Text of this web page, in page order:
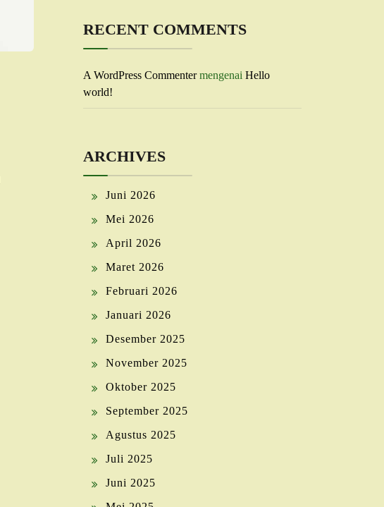
RECENT COMMENTS
A WordPress Commentermengenai Hello
world!
ARCHIVES
Juni 2026
Mei 2026
April 2026
Maret 2026
Februari 2026
Januari 2026
Desember 2025
November 2025
Oktober 2025
September 2025
Agustus 2025
Juli 2025
Juni 2025